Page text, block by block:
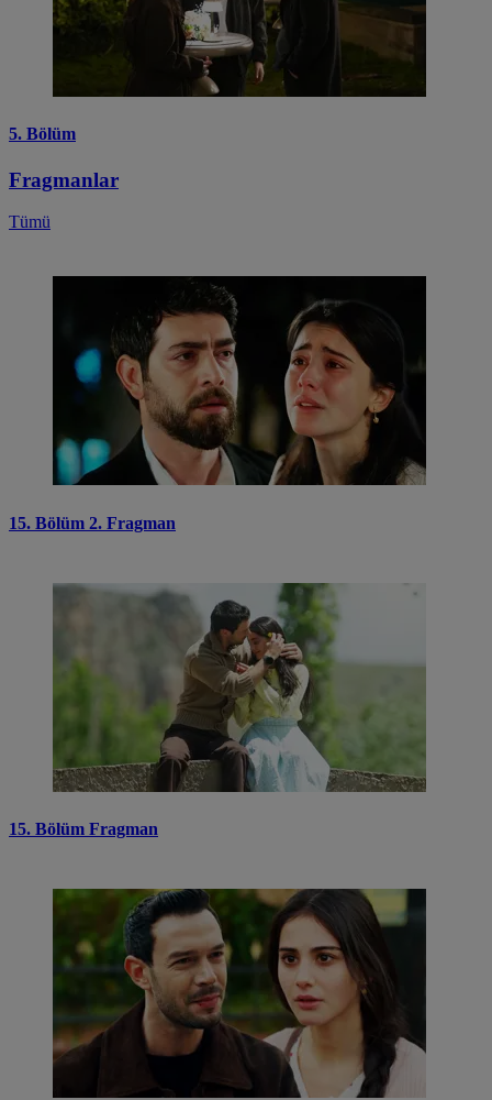
5. Bölüm
Fragmanlar
Tümü
15. Bölüm 2. Fragman
15. Bölüm Fragman